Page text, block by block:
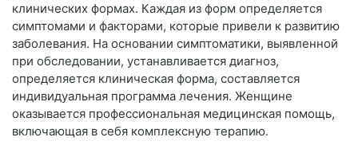
клинических формах. Каждая из форм определяется
симптомами и факторами, которые привели к развитию
заболевания. На основании симптоматики, выявленной
при обследовании, устанавливается диагноз,
определяется клиническая форма, составляется
индивидуальная программа лечения. Женщине
оказывается профессиональная медицинская помощь,
включающая в себя комплексную терапию.